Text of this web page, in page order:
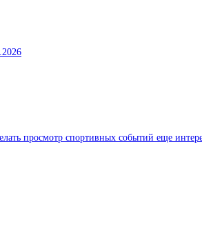
просмотр спортивных событий еще